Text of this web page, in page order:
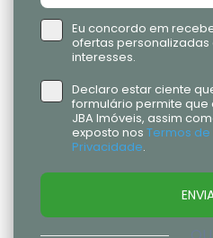
Eu concordo em
ofertas
interesses.
Declaro estar ciente
formulário permite
JBA Imóveis, assim
exposto nos Termos de
Privacidade.